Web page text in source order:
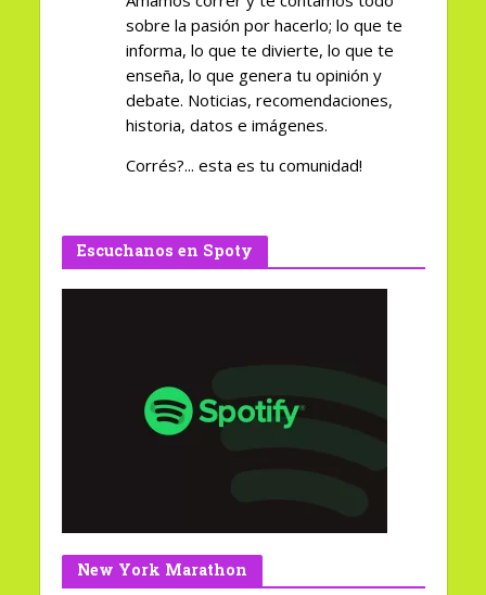
sobre la pasión por hacerlo; lo que te
informa, lo que te divierte, lo que te
enseña, lo que genera tu opinión y
debate. Noticias, recomendaciones,
historia, datos e imágenes.
Corrés?... esta es tu comunidad!
Escuchanos en Spoty
New York Marathon